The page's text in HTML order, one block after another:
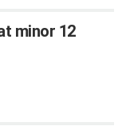
minor 12